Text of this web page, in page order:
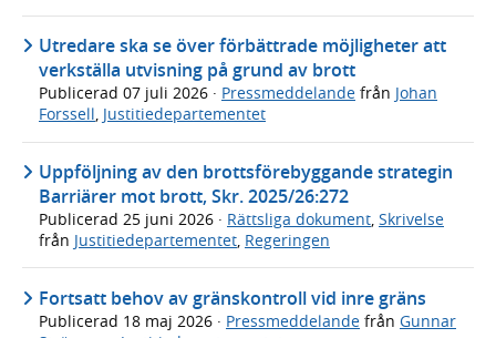
Utredare ska se över förbättrade möjligheter att
verkställa utvisning på grund av brott
Publicerad 07 juli 2026 · Pressmeddelande från Johan
Forssell, Justitiedepartementet
Uppföljning av den brottsförebyggande strategin
Barriärer mot brott, Skr. 2025/26:272
Publicerad 25 juni 2026 · Rättsliga dokument, Skrivelse
från Justitiedepartementet, Regeringen
Fortsatt behov av gränskontroll vid inre gräns
Publicerad 18 maj 2026 · Pressmeddelande från Gunnar